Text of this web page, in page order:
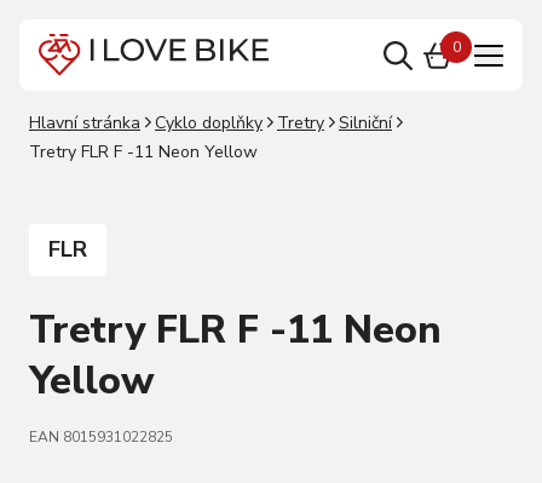
0
Hlavní stránka Cyklo doplňky Tretry
Silniční
Tretry FLR F -11 Neon Yellow
FLR
Tretry FLR F -11 Neon
Yellow
EAN 8015931022825